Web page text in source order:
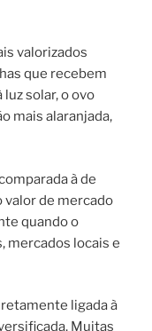
valorizados
que recebem
solar, o ovo
mais alaranjada,
à de
valor de mercado
quando o
mercados locais e
ligada à
Muitas